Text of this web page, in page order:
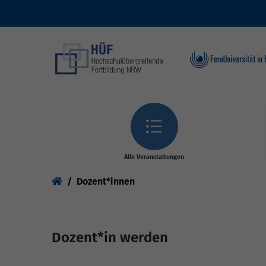
Alle Veranstaltungen
Dozent*innen
Dozent*in werden